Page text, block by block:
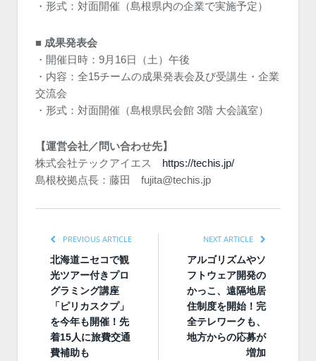
・形式：対面開催（島根県内の企業で実施予定）
■ 成果発表会
・開催日時：9月16日（土）午後
・内容：全15チームの成果発表会及び受講生・企業
交流会
・形式：対面開催（島根県民会館 3階 大会議室）
【運営会社／問い合わせ先】
株式会社テックアイエス
https://techis.jp/
島根校拠点長：藤田 fujita@techis.jp
PREVIOUS ARTICLE
北海道ニセコで観
光ツアー付きプロ
グラミング講座
「ピリカスクプ」
を今年も開催！先
着15人に旅費交通
費補助も
NEXT ARTICLE
アルゴリズムやソ
フトウェア開発の
かっこ、遠隔地居
住制度を開始！完
全テレワークも、
地方からの応募が
増加